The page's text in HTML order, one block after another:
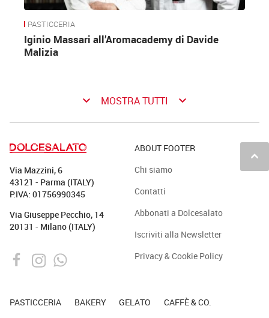
PASTICCERIA
Iginio Massari all’Aromacademy di Davide
Malizia
keyboard_arrow_down MOSTRA TUTTI keyboard_arrow_down
keyboard_arrow_up
Via Mazzini, 6
43121 - Parma (ITALY)
P.IVA: 01756990345
Via Giuseppe Pecchio, 14
20131 - Milano (ITALY)
ABOUT FOOTER
Chi siamo
Contatti
Abbonati a Dolcesalato
Iscriviti alla Newsletter
Privacy & Cookie Policy
PASTICCERIA BAKERY GELATO CAFFÈ & CO.